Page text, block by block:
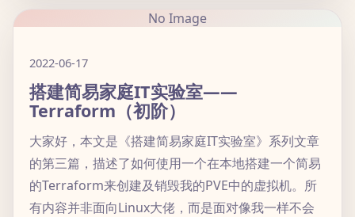
No Image
2022-06-17
搭建简易家庭IT实验室——
Terraform（初阶）
大家好，本文是《搭建简易家庭IT实验室》系列文章
的第三篇，描述了如何使用一个在本地搭建一个简易
的Terraform来创建及销毁我的PVE中的虚拟机。所
有内容并非面向Linux大佬，而是面对像我一样不会